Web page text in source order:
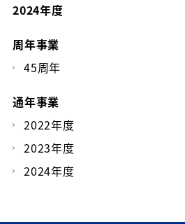
2024年度
周年事業
45周年
通年事業
2022年度
2023年度
2024年度